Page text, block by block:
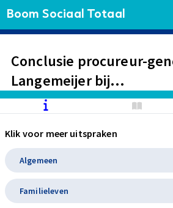
Boom Sociaal Totaal
Conclusie procureur-
Langemeijer bij
EVRM. Minderjarig kind.
noodsituatie.
RIAGG zonder
of kindermaatregel.
handelen?
Klik voor meer uitspraken
Algemeen
Familieleven